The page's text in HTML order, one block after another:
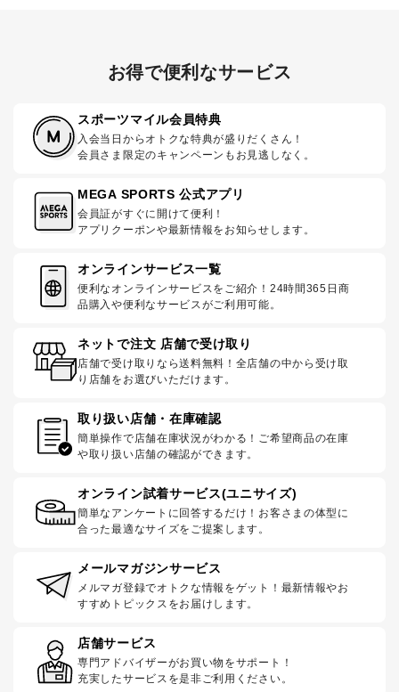
お得で便利なサービス
スポーツマイル会員特典
入会当日からオトクな特典が盛りだくさん！
会員さま限定のキャンペーンもお見逃しなく。
MEGA SPORTS 公式アプリ
会員証がすぐに開けて便利！
アプリクーポンや最新情報をお知らせします。
オンラインサービス一覧
便利なオンラインサービスをご紹介！24時間365日商
品購入や便利なサービスがご利用可能。
ネットで注文 店舗で受け取り
店舗で受け取りなら送料無料！全店舗の中から受け取
り店舗をお選びいただけます。
取り扱い店舗・在庫確認
簡単操作で店舗在庫状況がわかる！ご希望商品の在庫
や取り扱い店舗の確認ができます。
オンライン試着サービス(ユニサイズ)
簡単なアンケートに回答するだけ！お客さまの体型に
合った最適なサイズをご提案します。
メールマガジンサービス
メルマガ登録でオトクな情報をゲット！最新情報やお
すすめトピックスをお届けします。
店舗サービス
専門アドバイザーがお買い物をサポート！
充実したサービスを是非ご利用ください。